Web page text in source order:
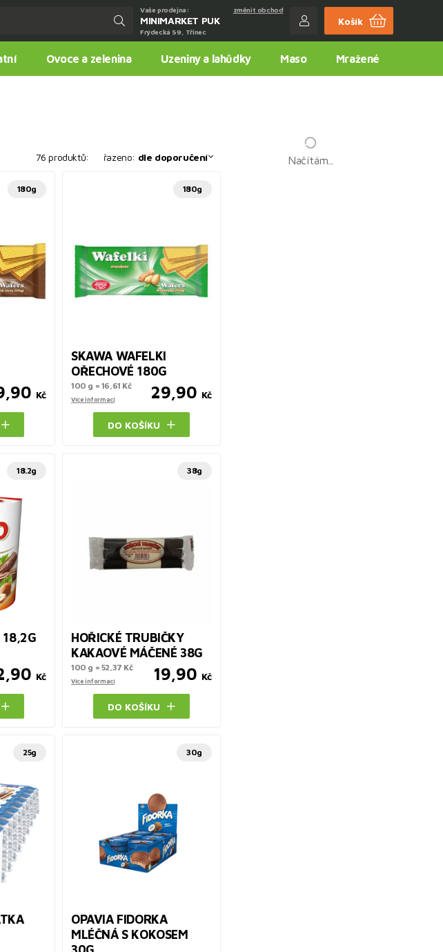
Vaše prodejna: změnit obchod
MINIMARKET PUK
Frýdecká 59, Třinec
Košík
Ovoce a zelenina Uzeniny a lahůdky Maso Mražené
76 produktů: řazeno: dle doporučení
180g
Kč
180g
SKAWA WAFELKI
OŘECHOVÉ 180G
100 g = 16,61 Kč
Více informací 29,90 Kč
DO KOŠÍKU
18.2g
18,2G
Kč
38g
HOŘICKÉ TRUBIČKY
KAKAOVÉ MÁČENÉ 38G
100 g = 52,37 Kč
Více informací 19,90 Kč
DO KOŠÍKU
25g 30g
OPAVIA FIDORKA
MLÉČNÁ S KOKOSEM
Načítám...